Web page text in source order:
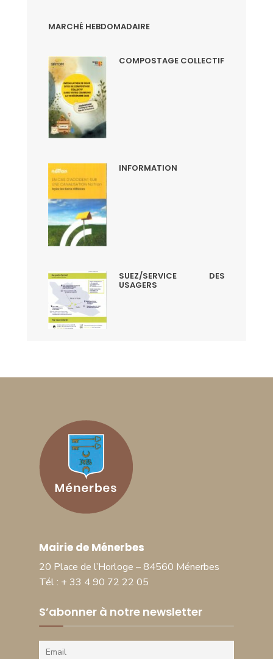
MARCHÉ HEBDOMADAIRE
COMPOSTAGE COLLECTIF
INFORMATION
SUEZ/SERVICE DES
USAGERS
Mairie de Ménerbes
20 Place de l’Horloge – 84560 Ménerbes
Tél : + 33 4 90 72 22 05
S’abonner à notre newsletter